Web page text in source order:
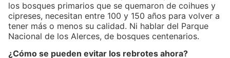
los bosques primarios que se quemaron de coihues y
cipreses, necesitan entre 100 y 150 años para volver a
tener más o menos su calidad. Ni hablar del Parque
Nacional de los Alerces, de bosques centenarios.
¿Cómo se pueden evitar los rebrotes ahora?